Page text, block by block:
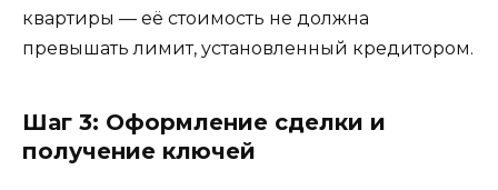
квартиры — её стоимость не должна
превышать лимит, установленный кредитором.
Шаг 3: Оформление сделки и
получение ключей